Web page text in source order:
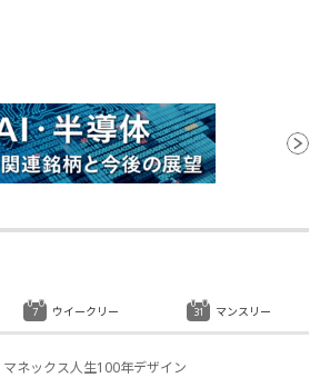
マネックス人生100年デザイン
ウイークリー マンスリー